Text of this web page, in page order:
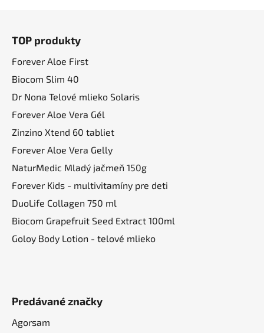
e
p
v
ý
p
s
u
TOP produkty
Forever Aloe First
Biocom Slim 40
Dr Nona Telové mlieko Solaris
Forever Aloe Vera Gél
Zinzino Xtend 60 tabliet
Forever Aloe Vera Gelly
NaturMedic Mladý jačmeň 150g
Forever Kids - multivitamíny pre deti
DuoLife Collagen 750 ml
Biocom Grapefruit Seed Extract 100ml
Goloy Body Lotion - telové mlieko
Predávané značky
Agorsam